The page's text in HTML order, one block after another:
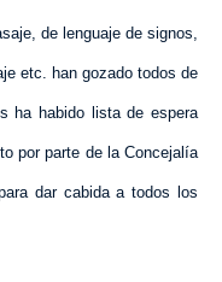
de lenguaje de signos,
etc. han gozado todos de
ha habido lista de espera
por parte de la Concejalía
dar cabida a todos los